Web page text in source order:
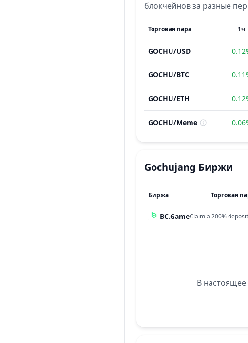
блокчейнов за разные
Торговая пара 1ч
GOCHU/USD
GOCHU/BTC
GOCHU/ETH
GOCHU/Meme
Gochujang Биржи
Биржа Торговая
BC.GameClaim a 200%
В